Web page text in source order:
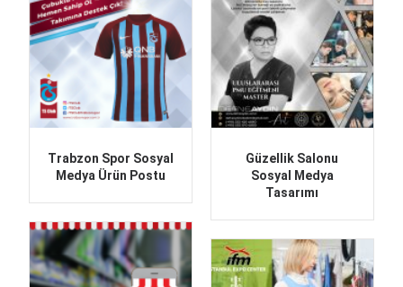
Trabzon Spor Sosyal
Medya Ürün Postu
Güzellik Salonu
Sosyal Medya
Tasarımı